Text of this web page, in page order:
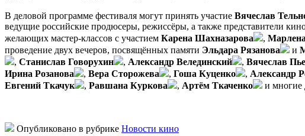
В деловой программе фестиваля могут принять участие Вячеслав
ведущие российские продюсеры, режиссёры, а также представители
желающих мастер-классов с участием Карена Шахназарова ,
проведение двух вечеров, посвящённых памяти Эльдара Рязанова и
, Станислав Говорухин , Александр Велединский , Вячеслав
Ирина Розанова
, Вера Сторожева , Гоша Куценко , Александр
Евгений Ткачук
, Равшана Куркова , Артём Ткаченко и многие
Опубликовано в рубрике Новости кино